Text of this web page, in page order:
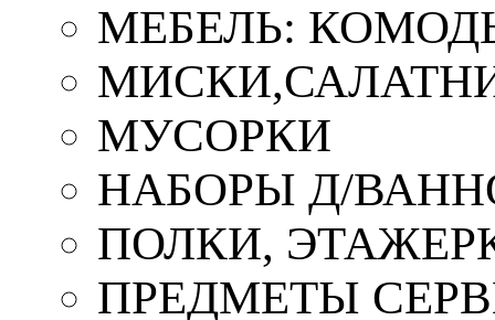
МЕБЕЛЬ:
МУСОРКИ
НАБОРЫ Д/
ПОЛКИ,
ПРЕДМЕТЫ